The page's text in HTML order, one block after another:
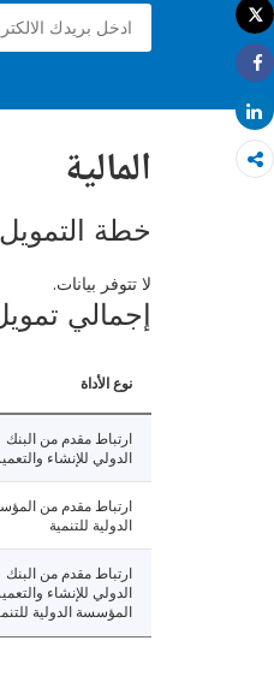
طباعة
Tweet
Share
Share
المالية
خطة
لا تتوفر بيانات.
إجمالي
نوع الأداة
ارتباط مقدم من البنك
الدولي للإنشاء
ارتباط مقدم من
الدولية للتنمية
ارتباط مقدم من البنك
الدولي للإنشاء
المؤسسة الدولية